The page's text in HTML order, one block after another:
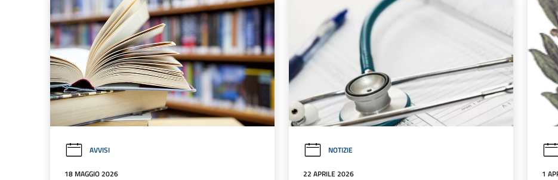
AVVISI
18 MAGGIO 2026
NOTIZIE
22 APRILE 2026 1